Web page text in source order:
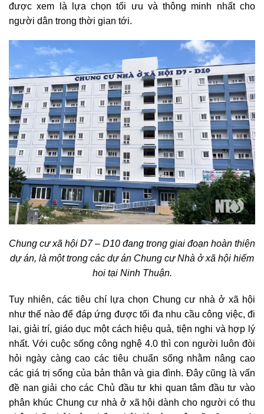
được xem là lựa chọn tối ưu và thông minh nhất cho
người dân trong thời gian tới.
Chung cư xã hội D7 – D10 đang trong giai đoạn hoàn thiện
dự án, là một trong các dự án Chung cư Nhà ở xã hội hiếm
hoi tại Ninh Thuận.
Tuy nhiên, các tiêu chí lựa chọn Chung cư nhà ở xã hội
như thế nào để đáp ứng được tối đa nhu cầu công việc, đi
lại, giải trí, giáo dục một cách hiệu quả, tiện nghi và hợp lý
nhất. Với cuộc sống công nghệ 4.0 thì con người luôn đòi
hỏi ngày càng cao các tiêu chuẩn sống nhằm nâng cao
các giá trị sống của bản thân và gia đình. Đây cũng là vấn
đề nan giải cho các Chủ đầu tư khi quan tâm đầu tư vào
phân khúc Chung cư nhà ở xã hội dành cho người có thu